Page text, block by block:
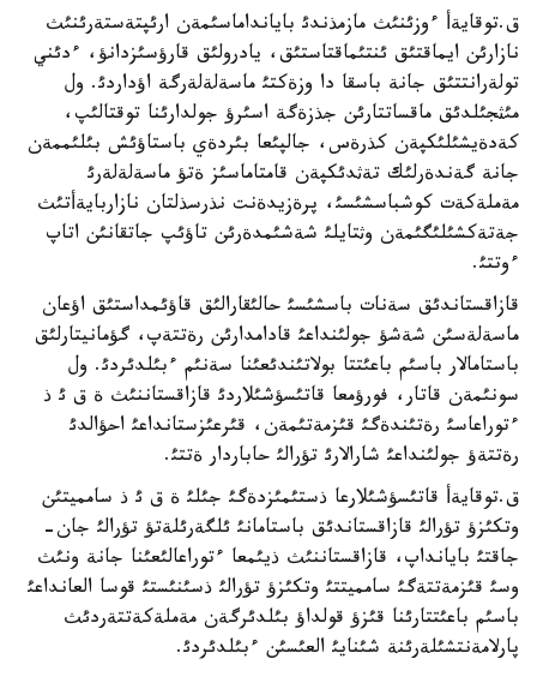
ق.توقايةأ ءوزئنئث مازمذندئ بايانداماسئمةن ارئپتةستةرئنئث
نازارئن ايماقتئق ئنتئماقتاستئق، يادرولئق قارؤسئزدانؤ، ءدئني
تولةرانتتئق جانة باسقا دا وزةكتئ ماسةلةلةرگة اؤداردئ. ول
مئثجئلدئق ماقساتتارئن جذزةگة اسئرؤ جولدارئنا توقتالئپ،
كةدةيشئلئكپةن كذرةس، جالپئعا بئردةي باستاؤئش بئلئممةن
جانة گةندةرلئك تةثدئكپةن قامتاماسئز ةتؤ ماسةلةلةرئ
مةملةكةت كوشباسشئسئ، پرةزيدةنت نذرسذلتان نازاربايةأتئث
جةتةكشئلئگئمةن وثتايلئ شةشئمدةرئن تاؤئپ جاتقانئن اتاپ
ءوتتئ.
قازاقستاندئق سةنات باسشئسئ حالئقارالئق قاؤئمداستئق اؤعان
ماسةلةسئن شةشؤ جولئنداعئ قادامدارئن رةتتةپ، گؤمانيتارلئق
باستامالار باسئم باعئتتا بولاتئندئعئنا سةنئم ءبئلدئردئ. ول
سونئمةن قاتار، فورؤمعا قاتئسؤشئلاردئ قازاقستاننئث ة ق ئ ذ
ءتوراعاسئ رةتئندةگئ قئزمةتئمةن، قئرعئزستانداعئ احؤالدئ
رةتتةؤ جولئنداعئ شارالارئ تؤرالئ حاباردار ةتتئ.
ق.توقايةأ قاتئسؤشئلارعا ذستئمئزدةگئ جئلئ ة ق ئ ذ سامميتئن
وتكئزؤ تؤرالئ قازاقستاندئق باستامانئ ئلگةرئلةتؤ تؤرالئ جان-
جاقتئ بايانداپ، قازاقستاننئث ذيئمعا ءتوراعالئعئنا جانة ونئث
وسئ قئزمةتتةگئ سامميتتئ وتكئزؤ تؤرالئ ذسئنئستئ قوسا العانداعئ
باسئم باعئتتارئنا قئزؤ قولداؤ بئلدئرگةن مةملةكةتتةردئث
پارلامةنتشئلةرئنة شئنايئ العئسئن ءبئلدئردئ.